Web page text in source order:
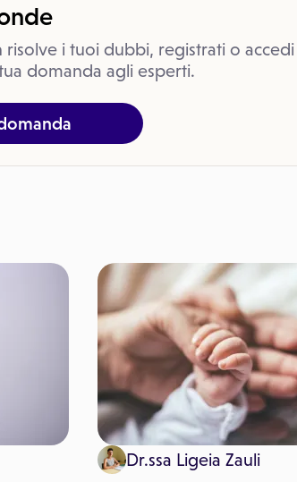
risolve i tuoi dubbi, registrati o
domanda agli esperti.
Dr.ssa Ligeia Zauli